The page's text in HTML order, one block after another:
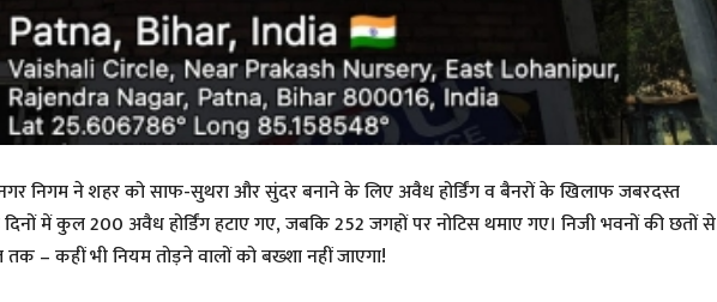
निगम ने शहर को साफ-सुथरा और सुंदर बनाने के लिए अवैध होर्डिंग व बैनरों के खिलाफ जबरदस्त
दिनों में कुल 200 अवैध होर्डिंग हटाए गए, जबकि 252 जगहों पर नोटिस थमाए गए। निजी भवनों की छतों से
– कहीं भी नियम तोड़ने वालों को बख्शा नहीं जाएगा!